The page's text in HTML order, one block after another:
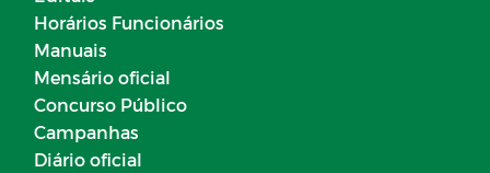
Horários Funcionários
Manuais
Mensário oficial
Concurso Público
Campanhas
Diário oficial